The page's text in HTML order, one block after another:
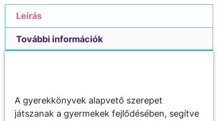
Leírás
További információk
A gyerekkönyvek alapvető szerepet
játszanak a gyermekek fejlődésében, segítve